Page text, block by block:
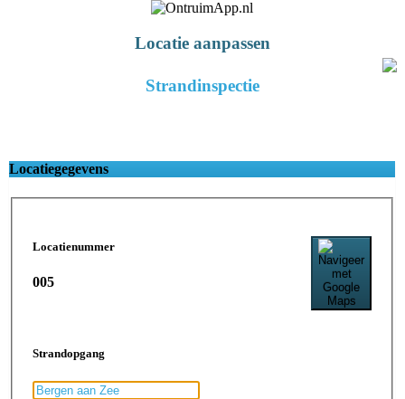
Locatie aanpassen
Strandinspectie
Locatiegegevens
Locatienummer
005
Strandopgang